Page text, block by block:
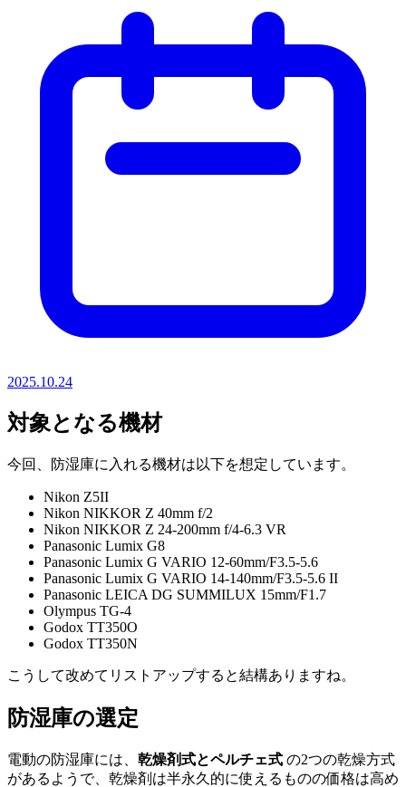
2025.10.24
対象となる機材
今回、防湿庫に入れる機材は以下を想定しています。
Nikon Z5II
Nikon NIKKOR Z 40mm f/2
Nikon NIKKOR Z 24-200mm f/4-6.3 VR
Panasonic Lumix G8
Panasonic Lumix G VARIO 12-60mm/F3.5-5.6
Panasonic Lumix G VARIO 14-140mm/F3.5-5.6 II
Panasonic LEICA DG SUMMILUX 15mm/F1.7
Olympus TG-4
Godox TT350O
Godox TT350N
こうして改めてリストアップすると結構ありますね。
防湿庫の選定
電動の防湿庫には、 乾燥剤式とペルチェ式 の2つの乾燥方式
があるようで、乾燥剤は半永久的に使えるものの価格は高め